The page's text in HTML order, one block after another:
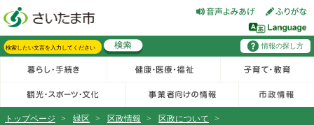
情報の探し方
トップページ > 緑区 > 区政情報 > 区政について
>